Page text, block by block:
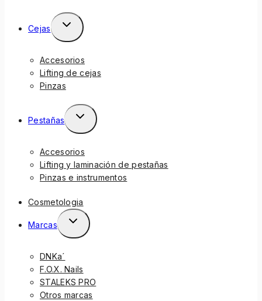
Cejas
Accesorios
Lifting de cejas
Pinzas
Pestañas
Accesorios
Lifting y laminación de pestañas
Pinzas e instrumentos
Cosmetologia
Marcas
DNKa´
F.O.X. Nails
STALEKS PRO
Otros marcas